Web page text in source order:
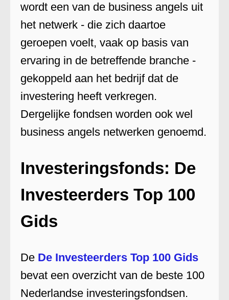
wordt een van de business angels uit
het netwerk - die zich daartoe
geroepen voelt, vaak op basis van
ervaring in de betreffende branche -
gekoppeld aan het bedrijf dat de
investering heeft verkregen.
Dergelijke fondsen worden ook wel
business angels netwerken genoemd.
Investeringsfonds: De
Investeerders Top 100
Gids
De De Investeerders Top 100 Gids
bevat een overzicht van de beste 100
Nederlandse investeringsfondsen.